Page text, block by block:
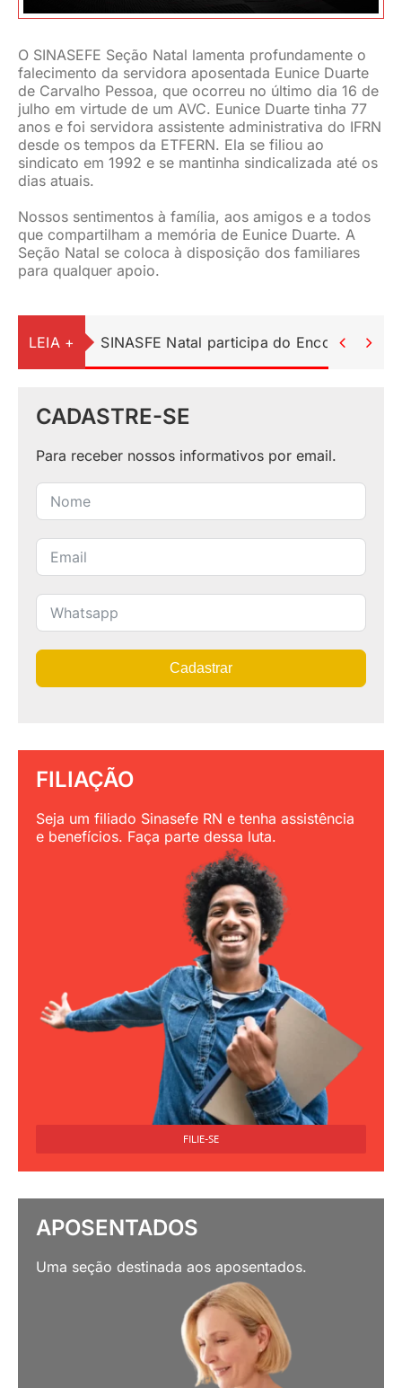
O SINASEFE Seção Natal lamenta profundamente o
falecimento da servidora aposentada Eunice Duarte
de Carvalho Pessoa, que ocorreu no último dia 16 de
julho em virtude de um AVC. Eunice Duarte tinha 77
anos e foi servidora assistente administrativa do IFRN
desde os tempos da ETFERN. Ela se filiou ao
sindicato em 1992 e se mantinha sindicalizada até os
dias atuais.
Nossos sentimentos à família, aos amigos e a todos
que compartilham a memória de Eunice Duarte. A
Seção Natal se coloca à disposição dos familiares
para qualquer apoio.
LEIA + SINASFE Natal participa do Encontro
 
CADASTRE-SE
Para receber nossos informativos por email.
Cadastrar
FILIAÇÃO
Seja um filiado Sinasefe RN e tenha assistência
e benefícios. Faça parte dessa luta.
FILIE-SE
APOSENTADOS
Uma seção destinada aos aposentados.